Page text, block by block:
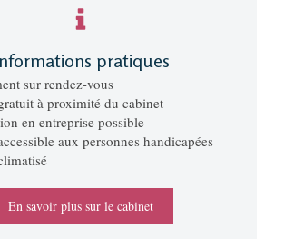
pratiques
sur rendez-vous
à proximité du cabinet
en entreprise possible
aux personnes handicapées
En savoir plus sur le cabinet